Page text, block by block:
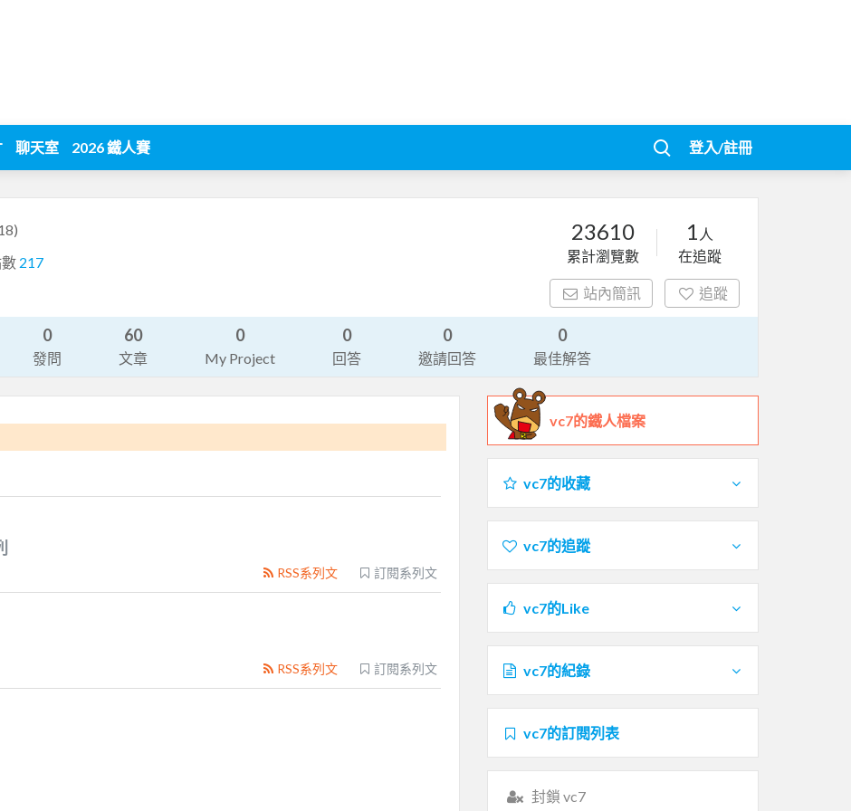
聊天室 2026 鐵人賽 登入/註冊
217
23610
累計瀏覽數
1 人
在追蹤
站內簡訊 追蹤
0
發問
60
文章
0
My Project
0
回答
0
邀請回答
0
最佳解答
訂閱系列文
RSS系列文
訂閱系列文
RSS系列文
vc7的鐵人檔案
vc7的收藏
vc7的追蹤
vc7的Like
vc7的紀錄
vc7的訂閱列表
封鎖 vc7